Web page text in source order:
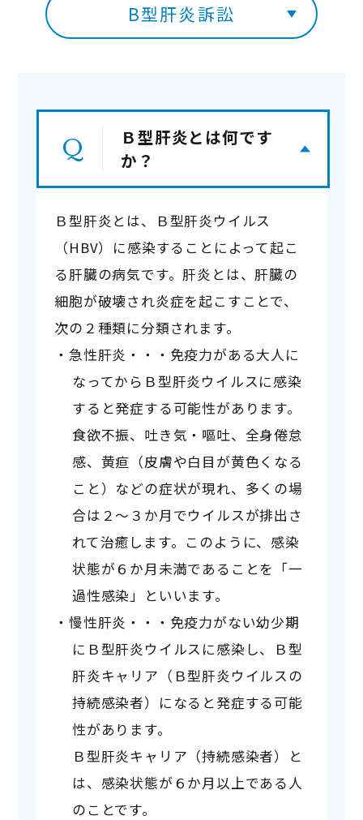
B型肝炎訴訟
Ｂ型肝炎とは何です
か？
Ｂ型肝炎とは、Ｂ型肝炎ウイルス
（HBV）に感染することによって起こ
る肝臓の病気です。肝炎とは、肝臓の
細胞が破壊され炎症を起こすことで、
次の２種類に分類されます。
急性肝炎 ・・・免疫力がある大人に
なってからＢ型肝炎ウイルスに感染
すると発症する可能性があります。
食欲不振、吐き気・嘔吐、全身倦怠
感、黄疸（皮膚や白目が黄色くなる
こと）などの症状が現れ、多くの場
合は２～３か月でウイルスが排出さ
れて治癒します。このように、感染
状態が６か月未満であることを「一
過性感染」といいます。
慢性肝炎 ・・・免疫力がない幼少期
にＢ型肝炎ウイルスに感染し、Ｂ型
肝炎キャリア（Ｂ型肝炎ウイルスの
持続感染者）になると発症する可能
性があります。
Ｂ型肝炎キャリア（持続感染者）と
は、感染状態が６か月以上である人
のことです。